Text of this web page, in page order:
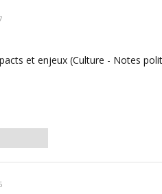
et enjeux (Culture - Notes